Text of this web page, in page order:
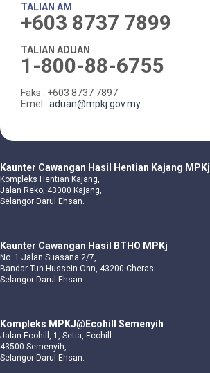
TALIAN AM
+603 8737 7899
TALIAN ADUAN
1-800-88-6755
Faks : +603 8737 7897
Emel : aduan@mpkj.gov.my
Kaunter Cawangan Hasil Hentian Kajang MPKj
Kompleks Hentian Kajang,
Jalan Reko, 43000 Kajang,
Selangor Darul Ehsan.
Kaunter Cawangan Hasil BTHO MPKj
No. 1 Jalan Suasana 2/7,
Bandar Tun Hussein Onn, 43200 Cheras.
Selangor Darul Ehsan.
Kompleks MPKJ@Ecohill Semenyih
Jalan Ecohill, 1, Setia, Ecohill
43500 Semenyih,
Selangor Darul Ehsan.